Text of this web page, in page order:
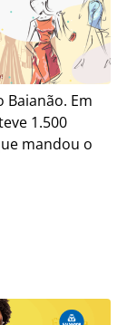
Em
1.500
mandou o